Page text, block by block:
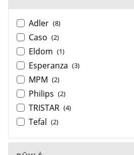
Adler (8)
Caso (2)
Eldom (1)
Esperanza (3)
MPM (2)
Philips (2)
TRISTAR (4)
Tefal (2)